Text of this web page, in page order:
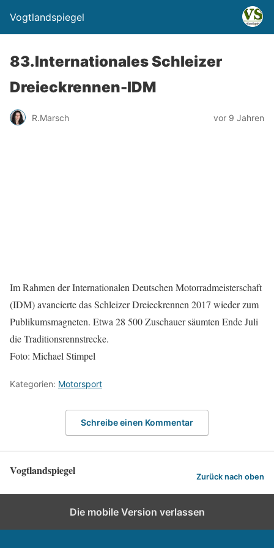
Vogtlandspiegel
83.Internationales Schleizer
Dreieckrennen-IDM
R.Marsch vor 9 Jahren
Im Rahmen der Internationalen Deutschen Motorradmeisterschaft
(IDM) avancierte das Schleizer Dreieckrennen 2017 wieder zum
Publikumsmagneten. Etwa 28 500 Zuschauer säumten Ende Juli
die Traditionsrennstrecke.
Foto: Michael Stimpel
Kategorien: Motorsport
Schreibe einen Kommentar
Vogtlandspiegel Zurück nach oben
Die mobile Version verlassen